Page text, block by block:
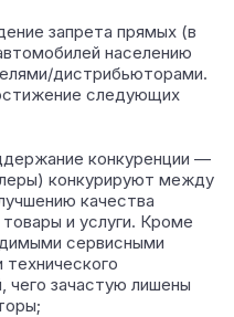
запрета прямых (в
населению
дистрибьюторами.
следующих
конкуренции —
конкурируют между
качества
и услуги. Кроме
сервисными
чего зачастую лишены